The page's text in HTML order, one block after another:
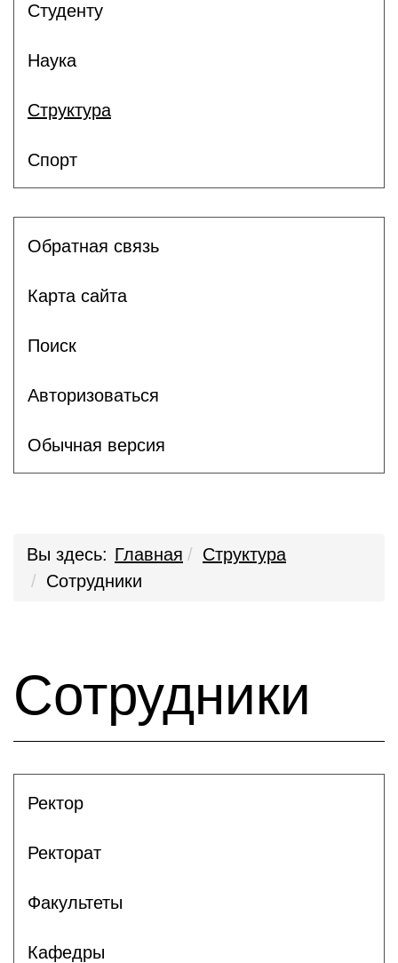
Студенту
Наука
Структура
Спорт
Обратная связь
Карта сайта
Поиск
Авторизоваться
Обычная версия
Вы здесь: Главная
Структура
Сотрудники
Сотрудники
Ректор
Ректорат
Факультеты
Кафедры